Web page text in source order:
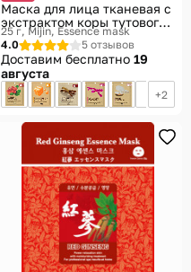
Маска для лица тканевая с
экстрактом коры тутового
дерева
25 г Mijin, Essence mask
4.0
5 отзывов
Доставим бесплатно 19
августа
2